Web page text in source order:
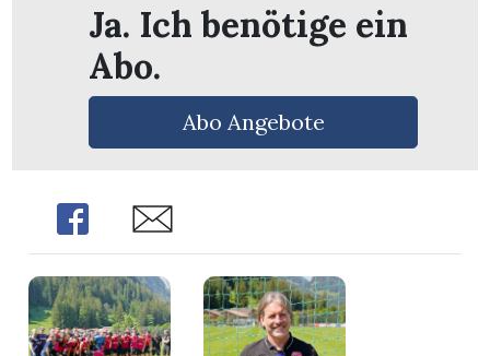
Ja. Ich benötige ein
Abo.
Abo Angebote
Share Share